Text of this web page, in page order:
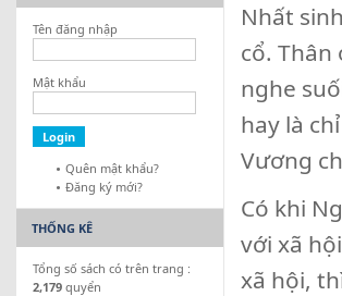
Nhất
cổ. Thân
nghe
hay là
Vương
Có khi
với xã
xã hội,
Tên đăng nhập
Mật khẩu
Quên mật khẩu?
Đăng ký mới?
THỐNG KÊ
Tổng số sách có trên trang :
2,179 quyển